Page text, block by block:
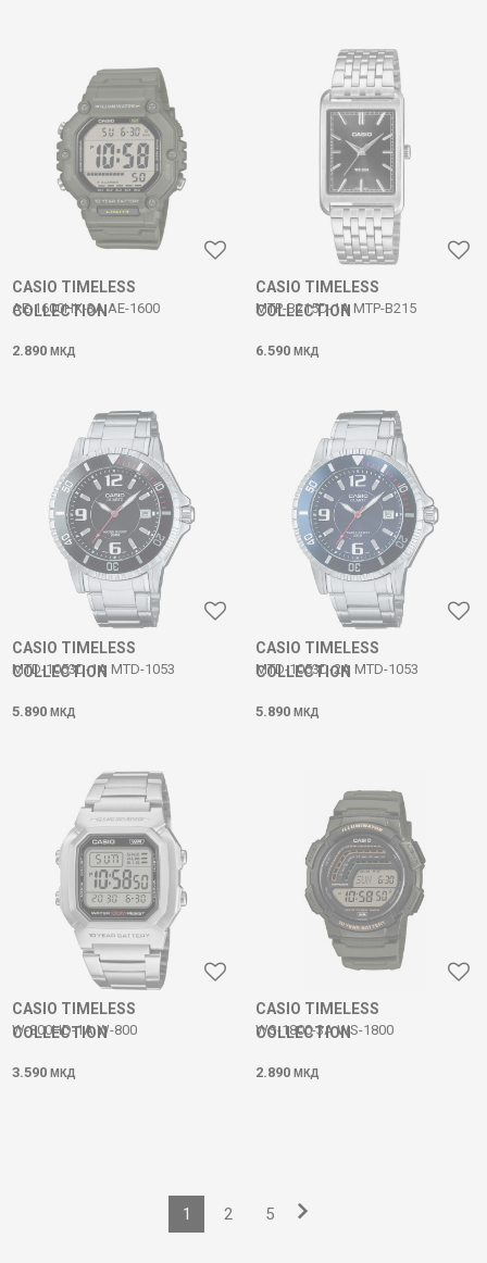
CASIO TIMELESS
COLLECTION
AE-1600HX-3A AE-1600
2.890 МКД
CASIO TIMELESS
COLLECTION
MTP-B215D-1A MTP-B215
6.590 МКД
CASIO TIMELESS
COLLECTION
MTD-1053D-1A MTD-1053
5.890 МКД
CASIO TIMELESS
COLLECTION
MTD-1053D-2A MTD-1053
5.890 МКД
CASIO TIMELESS
COLLECTION
W-800HD-1A W-800
3.590 МКД
CASIO TIMELESS
COLLECTION
WS-1800-3A WS-1800
2.890 МКД
1 2 5